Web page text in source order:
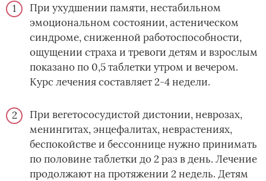
При ухудшении памяти, нестабильном
эмоциональном состоянии, астеническом
синдроме, сниженной работоспособности,
ощущении страха и тревоги детям и взрослым
показано по 0,5 таблетки утром и вечером.
Курс лечения составляет 2-4 недели.
При вегетососудистой дистонии, неврозах,
менингитах, энцефалитах, неврастениях,
беспокойстве и бессоннице нужно принимать
по половине таблетки до 2 раз в день. Лечение
продолжают на протяжении 2 недель. Детям